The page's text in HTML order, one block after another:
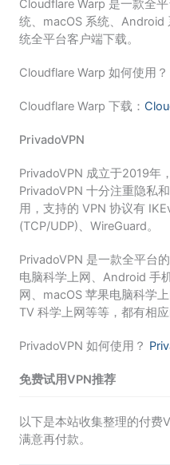
Cloudflare Warp 是一款全
统、macOS 系统、
统全平台客户端下载。
Cloudflare Warp 如何使用？
Cloudflare Warp 下载：
PrivadoVPN
PrivadoVPN 成立于2019年
PrivadoVPN 十分注重隐私
用，支持的 VPN 协议有
(TCP/UDP)、WireGuard。
PrivadoVPN 是一款全平台
电脑科学上网、Android 手
网、macOS 苹果电脑科学
TV 科学上网等等，都有相应
PrivadoVPN 如何使用？
免费试用VPN推荐
以下是本站收集整理的付费
满意再付款。